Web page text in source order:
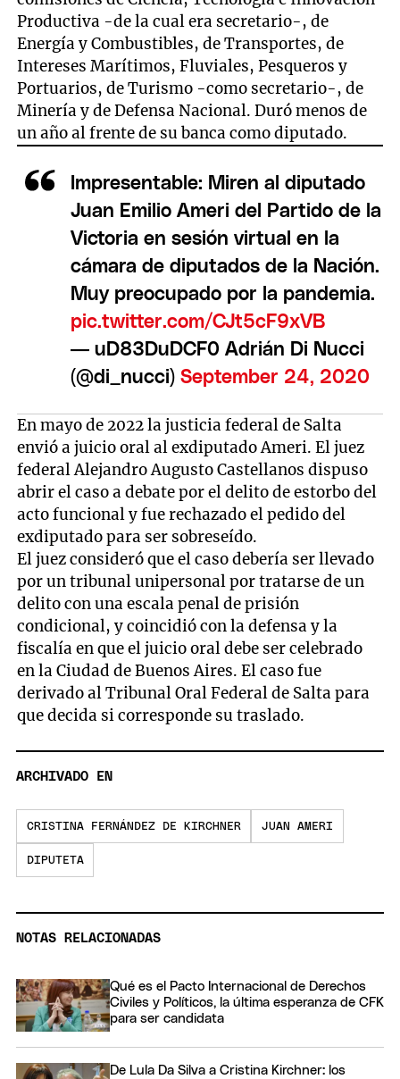
Productiva -de la cual era secretario-, de
Energía y Combustibles, de Transportes, de
Intereses Marítimos, Fluviales, Pesqueros y
Portuarios, de Turismo -como secretario-, de
Minería y de Defensa Nacional. Duró menos de
un año al frente de su banca como diputado.
Impresentable: Miren al diputado
Juan Emilio Ameri del Partido de la
Victoria en sesión virtual en la
cámara de diputados de la Nación.
Muy preocupado por la pandemia.
pic.twitter.com/CJt5cF9xVB
— uD83DuDCF0 Adrián Di Nucci
(@di_nucci) September 24, 2020
En mayo de 2022 la justicia federal de Salta
envió a juicio oral al exdiputado Ameri. El juez
federal Alejandro Augusto Castellanos dispuso
abrir el caso a debate por el delito de estorbo del
acto funcional y fue rechazado el pedido del
exdiputado para ser sobreseído.
El juez consideró que el caso debería ser llevado
por un tribunal unipersonal por tratarse de un
delito con una escala penal de prisión
condicional, y coincidió con la defensa y la
fiscalía en que el juicio oral debe ser celebrado
en la Ciudad de Buenos Aires. El caso fue
derivado al Tribunal Oral Federal de Salta para
que decida si corresponde su traslado.
ARCHIVADO EN
CRISTINA FERNÁNDEZ DE KIRCHNER JUAN AMERI
DIPUTETA
NOTAS RELACIONADAS
Qué es el Pacto Internacional de Derechos
Civiles y Políticos, la última esperanza de CFK
para ser candidata
De Lula Da Silva a Cristina Kirchner: los